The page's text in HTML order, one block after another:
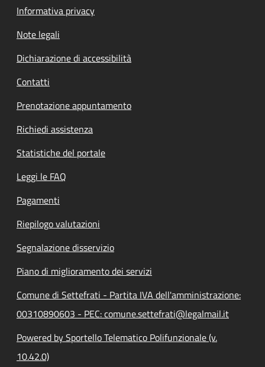
Informativa privacy
Note legali
Dichiarazione di accessibilità
Contatti
Prenotazione appuntamento
Richiedi assistenza
Statistiche del portale
Leggi le FAQ
Pagamenti
Riepilogo valutazioni
Segnalazione disservizio
Piano di miglioramento dei servizi
Comune di Settefrati - Partita IVA dell'amministrazione:
00310890603 - PEC: comune.settefrati@legalmail.it
Powered by Sportello Telematico Polifunzionale (v.
10.42.0)